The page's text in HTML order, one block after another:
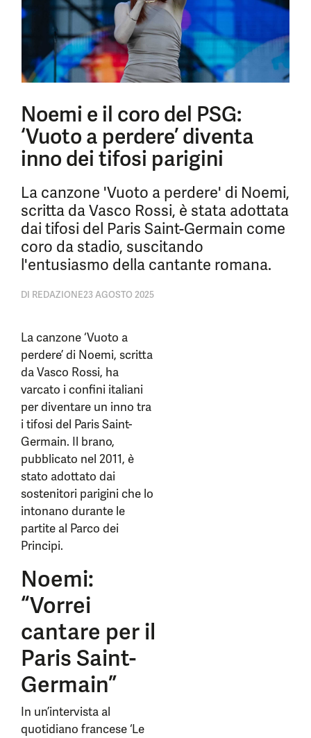
Noemi e il coro del PSG:
‘Vuoto a perdere’ diventa
inno dei tifosi parigini
La canzone 'Vuoto a perdere' di Noemi,
scritta da Vasco Rossi, è stata adottata
dai tifosi del Paris Saint-Germain come
coro da stadio, suscitando
l'entusiasmo della cantante romana.
DI REDAZIONE23 AGOSTO 2025
La canzone ‘Vuoto a
perdere’ di Noemi, scritta
da Vasco Rossi, ha
varcato i confini italiani
per diventare un inno tra
i tifosi del Paris Saint-
Germain. Il brano,
pubblicato nel 2011, è
stato adottato dai
sostenitori parigini che lo
intonano durante le
partite al Parco dei
Principi.
Noemi:
“Vorrei
cantare per il
Paris Saint-
Germain”
In un’intervista al
quotidiano francese ‘Le